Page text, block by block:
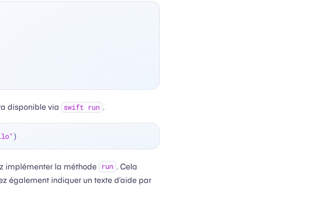
disponible via swift run .
implémenter la méthode run . Cela
également indiquer un texte d’aide par